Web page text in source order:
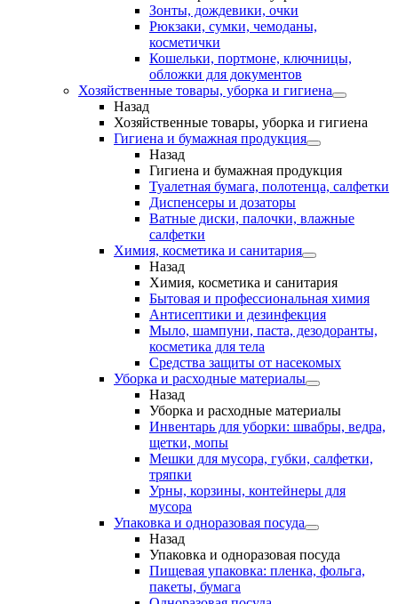
Зонты, дождевики, очки
Рюкзаки, сумки, чемоданы,
косметички
Кошельки, портмоне, ключницы,
обложки для документов
Хозяйственные товары, уборка и гигиена
Назад
Хозяйственные товары, уборка и гигиена
Гигиена и бумажная продукция
Назад
Гигиена и бумажная продукция
Туалетная бумага, полотенца, салфетки
Диспенсеры и дозаторы
Ватные диски, палочки, влажные
салфетки
Химия, косметика и санитария
Назад
Химия, косметика и санитария
Бытовая и профессиональная химия
Антисептики и дезинфекция
Мыло, шампуни, паста, дезодоранты,
косметика для тела
Средства защиты от насекомых
Уборка и расходные материалы
Назад
Уборка и расходные материалы
Инвентарь для уборки: швабры, ведра,
щетки, мопы
Мешки для мусора, губки, салфетки,
тряпки
Урны, корзины, контейнеры для
мусора
Упаковка и одноразовая посуда
Назад
Упаковка и одноразовая посуда
Пищевая упаковка: пленка, фольга,
пакеты, бумага